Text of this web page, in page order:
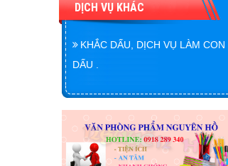
DỊCH VỤ KHÁC
KHẮC DẤU, DỊCH VỤ LÀM CON
DẤU .